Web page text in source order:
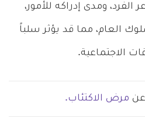
الفرد، ومدى إدراكه للأمور،
العام، مما قد يؤثر سلباً
الاجتماعية.
عن مرض الاكتئاب.